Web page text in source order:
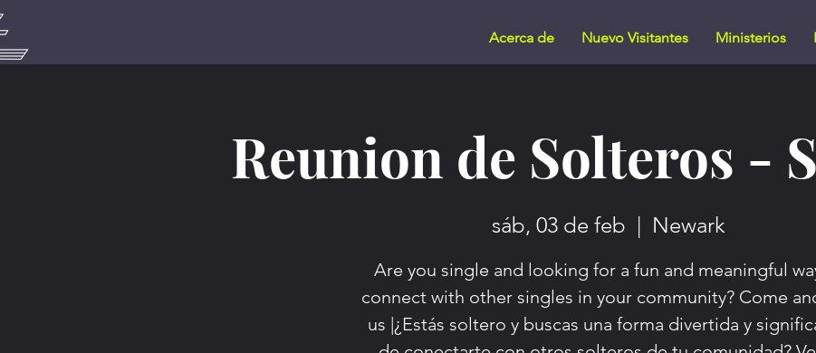
Acerca de Nuevo Visitantes Ministerios
Reunion de Solteros -
sáb, 03 de feb
  |
Newark
Are you single and looking for a fun and meaningful
connect with other singles in your community? Come
us |¿Estás soltero y buscas una forma divertida y